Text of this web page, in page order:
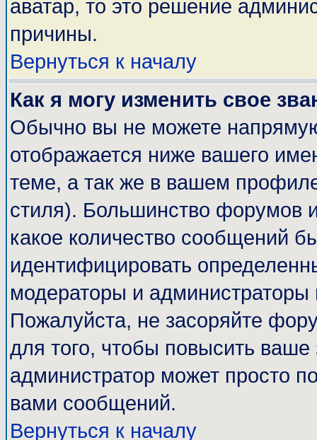
аватар, то это решение
причины.
Вернуться к началу
Как я могу изменить свое
Обычно вы не можете
отображается ниже вашего
теме, а так же в вашем
стиля). Большинство форумов
какое количество сообщений
идентифицировать
модераторы и администраторы
Пожалуйста, не засоряйте
для того, чтобы повысить
администратор может просто
вами сообщений.
Вернуться к началу